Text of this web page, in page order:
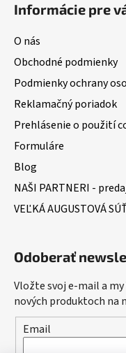
Informácie pre
O nás
Obchodné podmienky
Podmienky ochrany
Reklamačný poriadok
Prehlásenie o použití
Formuláre
Blog
NAŠI PARTNERI -
VEĽKÁ AUGUSTOVÁ
Odoberať
Vložte svoj e-mail a
nových produktoch na
Email